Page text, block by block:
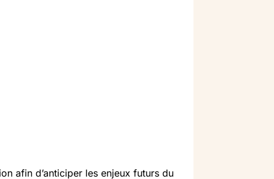
afin d’anticiper les enjeux futurs du